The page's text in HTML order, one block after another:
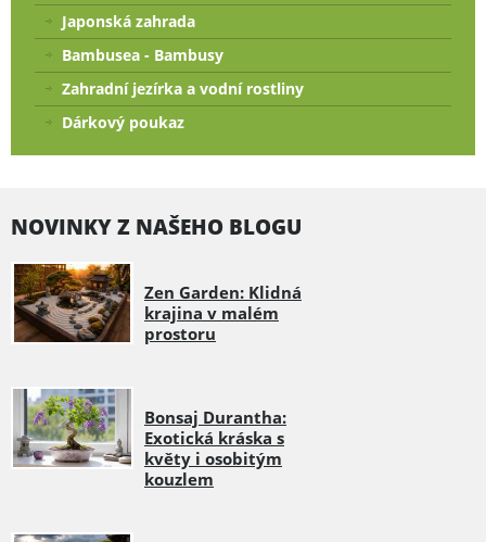
Japonská zahrada
Bambusea - Bambusy
Zahradní jezírka a vodní rostliny
Dárkový poukaz
NOVINKY Z NAŠEHO BLOGU
Zen Garden: Klidná
krajina v malém
prostoru
Bonsaj Durantha:
Exotická kráska s
květy i osobitým
kouzlem